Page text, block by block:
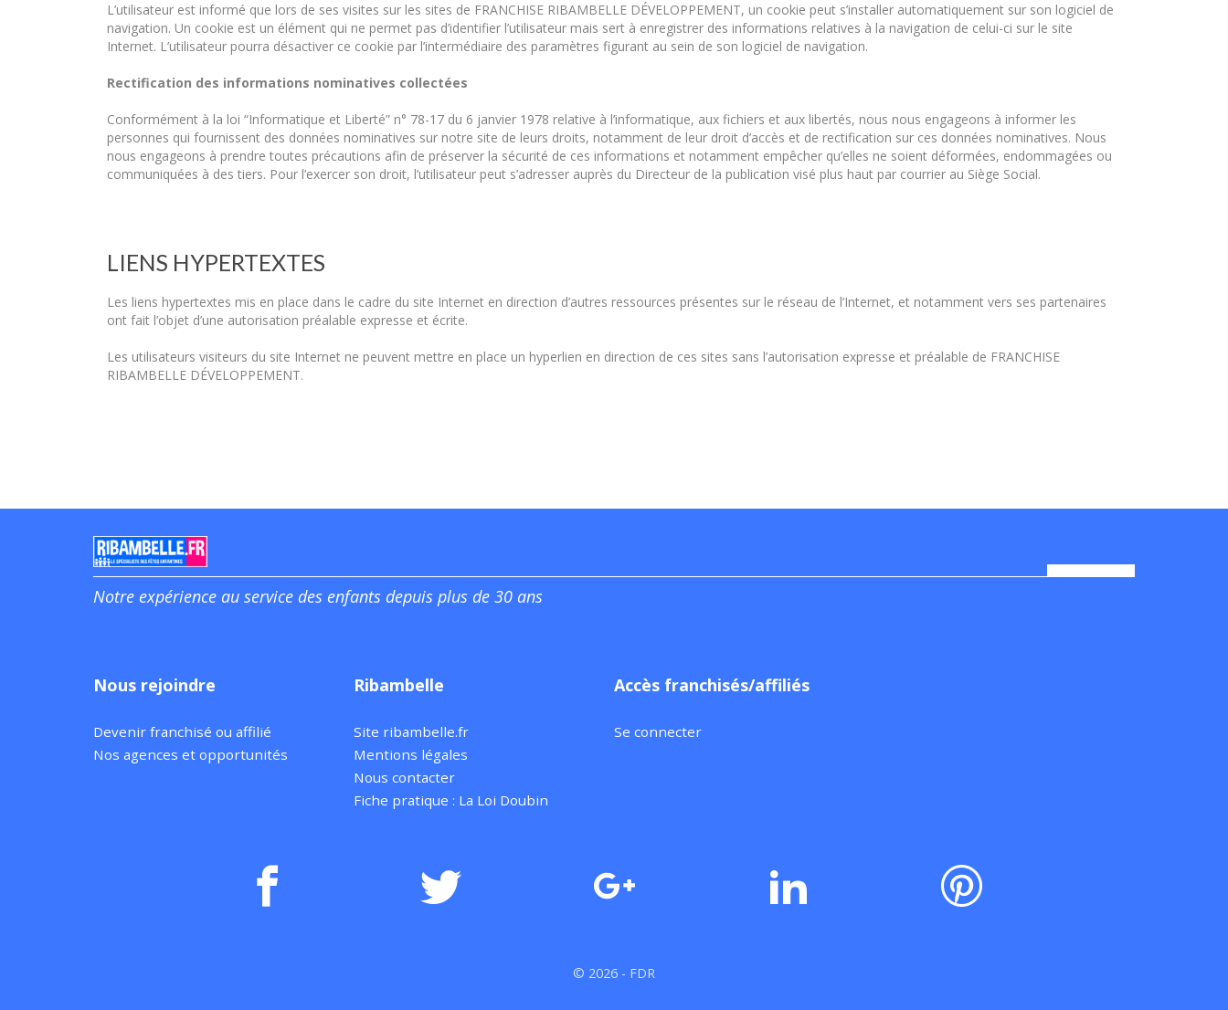
L’utilisateur est informé que lors de ses visites sur les sites de FRANCHISE RIBAMBELLE DÉVELOPPEMENT, un cookie peut s’installer automatiquement sur son logiciel de
navigation. Un cookie est un élément qui ne permet pas d’identifier l’utilisateur mais sert à enregistrer des informations relatives à la navigation de celui-ci sur le site
Internet. L’utilisateur pourra désactiver ce cookie par l’intermédiaire des paramètres figurant au sein de son logiciel de navigation.
Rectification des informations nominatives collectées
Conformément à la loi “Informatique et Liberté” n° 78-17 du 6 janvier 1978 relative à l’informatique, aux fichiers et aux libertés, nous nous engageons à informer les
personnes qui fournissent des données nominatives sur notre site de leurs droits, notamment de leur droit d’accès et de rectification sur ces données nominatives. Nous
nous engageons à prendre toutes précautions afin de préserver la sécurité de ces informations et notamment empêcher qu’elles ne soient déformées, endommagées ou
communiquées à des tiers. Pour l’exercer son droit, l’utilisateur peut s’adresser auprès du Directeur de la publication visé plus haut par courrier au Siège Social.
LIENS HYPERTEXTES
Les liens hypertextes mis en place dans le cadre du site Internet en direction d’autres ressources présentes sur le réseau de l’Internet, et notamment vers ses partenaires
ont fait l’objet d’une autorisation préalable expresse et écrite.
Les utilisateurs visiteurs du site Internet ne peuvent mettre en place un hyperlien en direction de ces sites sans l’autorisation expresse et préalable de FRANCHISE
RIBAMBELLE DÉVELOPPEMENT.
Notre expérience au service des enfants depuis plus de 30 ans
Nous rejoindre
Devenir franchisé ou affilié
Nos agences et opportunités
Ribambelle
Site ribambelle.fr
Mentions légales
Nous contacter
Fiche pratique : La Loi Doubin
Accès franchisés/affiliés
Se connecter
© 2026 - FDR